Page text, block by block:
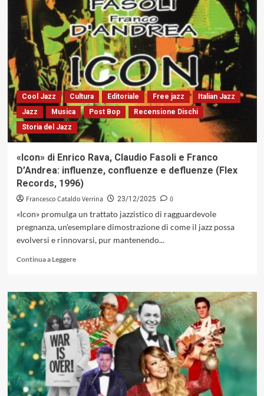
Un
viaggio
nel
cuore
del
bebop:
Francesco
Cataldo
Verrina
parla
del
suo
nuovo
«Charlie
Parker,
il
Musicista
Cool Jazz Cultura Editoriale Free jazz
Italian Jazz
Jazz
Musica Post Bop
Recensione Dischi
Storia del Jazz
«Icon» di Enrico Rava, Claudio Fasoli e Franco
D’Andrea: influenze, confluenze e defluenze (Flex
Records, 1996)
Francesco Cataldo Verrina 23/12/2025
0
«Icon» promulga un trattato jazzistico di ragguardevole
pregnanza, un'esemplare dimostrazione di come il jazz possa
evolversi e rinnovarsi, pur mantenendo...
Continua a LeggereLeggi
su
«Icon»
di
Enrico
Rava,
Claudio
Fasoli
e
Franco
D’Andrea: